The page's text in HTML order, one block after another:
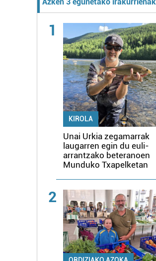
1
KIROLA
Unai Urkia zegamarrak
laugarren egin du euli-
arrantzako beteranoen
Munduko Txapelketan
2